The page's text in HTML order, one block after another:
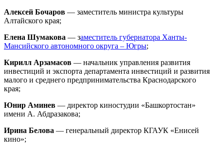
Алексей Бочаров — заместитель министра культуры
Алтайского края;
Елена Шумакова — заместитель губернатора Ханты-
Мансийского автономного округа – Югры;
Кирилл Арзамасов — начальник управления развития
инвестиций и экспорта департамента инвестиций и развития
малого и среднего предпринимательства Краснодарского
края;
Юнир Аминев — директор киностудии «Башкортостан»
имени А. Абдразакова;
Ирина Белова — генеральный директор КГАУК «Енисей
кино»;